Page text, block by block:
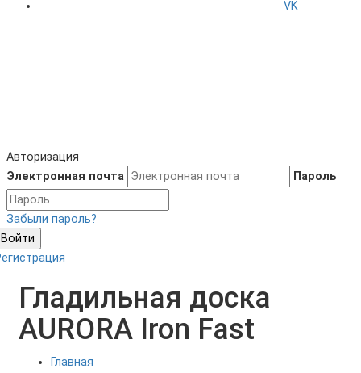
VK
Авторизация
Электронная почта
Пароль
Забыли пароль?
Войти
Гладильная доска
AURORA Iron Fast
Главная